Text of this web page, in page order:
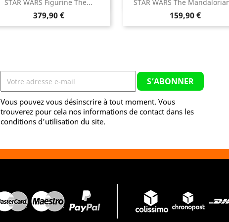
STAR WARS Figurine The...
Prix
379,90 €
Aperçu rapide STAR WARS The
Prix
159,90 €
Aperçu rapide
Vous pouvez vous désinscrire à tout moment. Vous
trouverez pour cela nos informations de contact dans les
conditions d'utilisation du site.